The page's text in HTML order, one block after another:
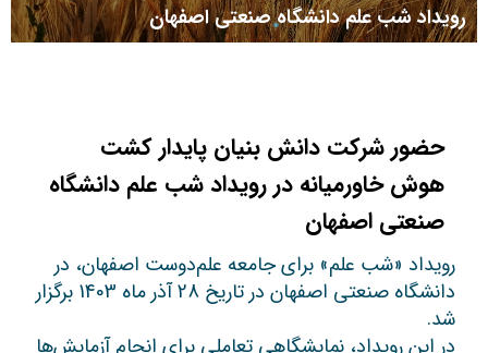
رویداد شب علم دانشگاه صنعتی اصفهان
حضور شرکت دانش بنیان پایدار کشت
هوش خاورمیانه در رویداد شب علم دانشگاه
صنعتی اصفهان
رویداد «شب علم» برای جامعه علم‌دوست اصفهان، در
دانشگاه صنعتی اصفهان در تاریخ 28 آذر ماه 1403 برگزار
شد.
در این رویداد، نمایشگاهی تعاملی برای انجام آزمایش‌ها